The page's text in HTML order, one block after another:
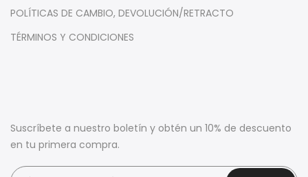
POLÍTICAS DE CAMBIO, DEVOLUCIÓN/RETRACTO
TÉRMINOS Y CONDICIONES
Suscríbete a nuestro boletín y obtén un 10% de descuento
en tu primera compra.